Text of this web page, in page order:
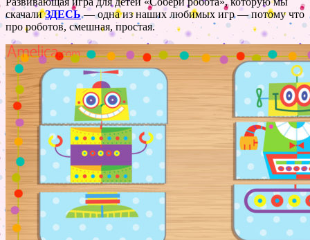
скачалиЗДЕСЬ— одна из наших любимых игр — потому что
про роботов, смешная, простая.